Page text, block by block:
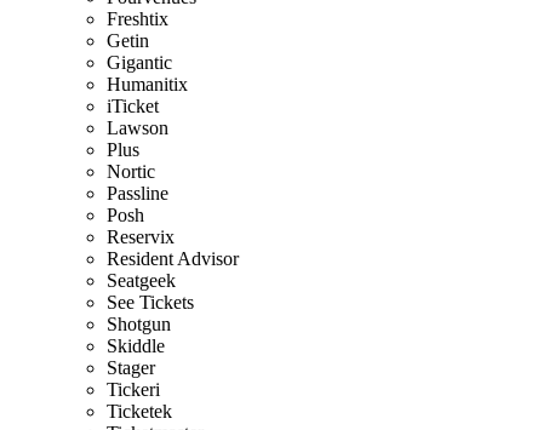
Freshtix
Getin
Gigantic
Humanitix
iTicket
Lawson
Plus
Nortic
Passline
Posh
Reservix
Resident Advisor
Seatgeek
See Tickets
Shotgun
Skiddle
Stager
Tickeri
Ticketek